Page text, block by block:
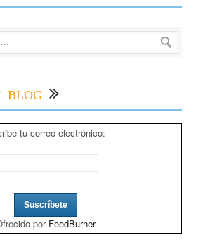
BLOG
tu correo electrónico:
por FeedBurner